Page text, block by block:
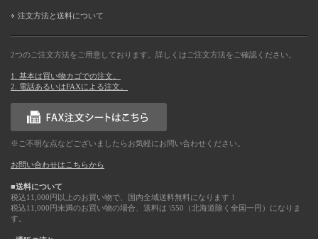
注文方法と送料について
2つのご注文方法をご用意しております。詳しくはご注文方法をご確認ください。
1. 基本は買い物カゴでの注文。
2. 電話あるいはFAXによる注文。
※ご不明な点などございましたらお気軽にお問い合わせください。
お問い合わせはこちらから
■送料について
税込11,000円以上のお買い物で、国内全域送料無料になります！
税込11,000円未満のお買い物の場合、送料は \550（北海道除く全国一円）になりま
す。